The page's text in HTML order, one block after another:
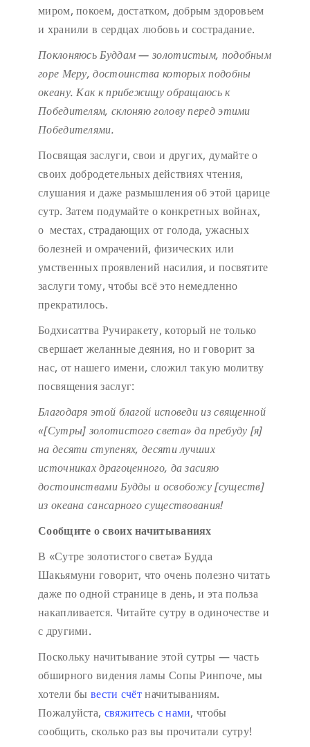
миром, покоем, достатком, добрым здоровьем
и хранили в сердцах любовь и сострадание.
Поклоняюсь Буддам — золотистым, подобным
горе Меру, достоинства которых подобны
океану. Как к прибежищу обращаюсь к
Победителям, склоняю голову перед этими
Победителями.
Посвящая заслуги, свои и других, думайте о
своих добродетельных действиях чтения,
слушания и даже размышления об этой царице
сутр. Затем подумайте о конкретных войнах,
о местах, страдающих от голода, ужасных
болезней и омрачений, физических или
умственных проявлений насилия, и посвятите
заслуги тому, чтобы всё это немедленно
прекратилось.
Бодхисаттва Ручиракету, который не только
свершает желанные деяния, но и говорит за
нас, от нашего имени, сложил такую молитву
посвящения заслуг:
Благодаря этой благой исповедииз священной
«[Сутры] золотистого света» да пребуду [я]
на десяти ступенях, десяти лучших
источниках драгоценного, да засияю
достоинствами Будды и освобожу [существ]
из океана сансарного существования!
Сообщите о своих начитываниях
В «Сутре золотистого света» Будда
Шакьямуни говорит, что очень полезно читать
даже по одной странице в день, и эта польза
накапливается. Читайте сутру в одиночестве и
с другими.
Поскольку начитывание этой сутры — часть
обширного видения ламы Сопы Ринпоче, мы
хотели бы вести счётначитываниям.
Пожалуйста, свяжитесь с нами, чтобы
сообщить, сколько раз вы прочитали сутру!